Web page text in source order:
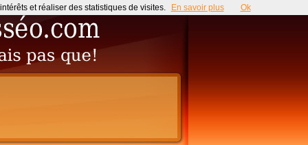
et réaliser des statistiques de visites. En savoir plus Ok